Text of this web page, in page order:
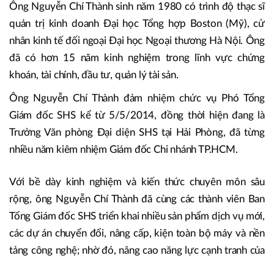
Ông Nguyễn Chí Thành sinh năm 1980 có trình độ thạc sĩ
quản trị kinh doanh Đại học Tổng hợp Boston (Mỹ), cử
nhân kinh tế đối ngoại Đại học Ngoại thương Hà Nội. Ông
đã có hơn 15 năm kinh nghiệm trong lĩnh vực chứng
khoán, tài chính, đầu tư, quản lý tài sản.
Ông Nguyễn Chí Thành đảm nhiệm chức vụ Phó Tổng
Giám đốc SHS kể từ 5/5/2014, đồng thời hiện đang là
Trưởng Văn phòng Đại diện SHS tại Hải Phòng, đã từng
nhiều năm kiêm nhiệm Giám đốc Chi nhánh TP.HCM.
Với bề dày kinh nghiệm và kiến thức chuyên môn sâu
rộng, ông Nguyễn Chí Thành đã cùng các thành viên Ban
Tổng Giám đốc SHS triển khai nhiều sản phẩm dịch vụ mới,
các dự án chuyển đổi, nâng cấp, kiện toàn bộ máy và nền
tảng công nghệ; nhờ đó, nâng cao năng lực cạnh tranh của